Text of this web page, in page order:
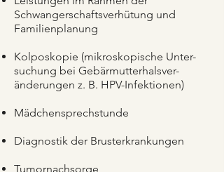
Schwangerschaftsverhütung und
Familienplanung
Kolposkopie (mikroskopische Unter-
suchung bei Gebärmutterhalsver-
änderungen z. B. HPV-Infektionen)
Mädchensprechstunde
Diagnostik der Brusterkrankungen
Tumornachsorge